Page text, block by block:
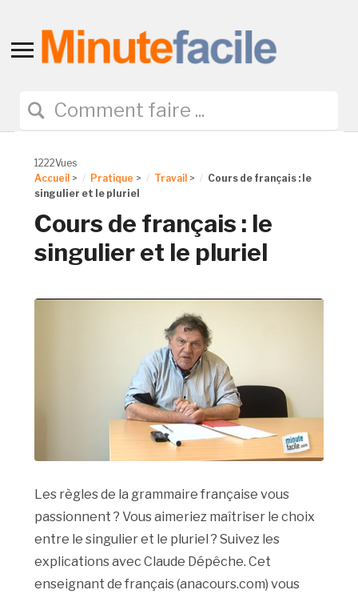
Toggle
navigation
1222Vues
Accueil > Pratique > Travail >
Cours de français : le
singulier et le pluriel
Cours de français : le
singulier et le pluriel
Les règles de la grammaire française vous
passionnent ? Vous aimeriez maîtriser le choix
entre le singulier et le pluriel ? Suivez les
explications avec Claude Dépêche. Cet
enseignant de français (anacours.com) vous